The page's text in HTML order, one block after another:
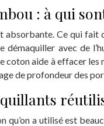
: à qui
Ce qui
démaquiller avec de
coton aide à effacer
de profondeur des
qu’on a utilisé est